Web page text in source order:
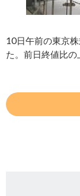
10日午前の東京
た。前日終値比